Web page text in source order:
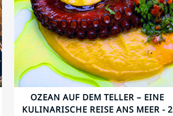
OZEAN AUF DEM TELLER – EINE
KULINARISCHE REISE ANS MEER - 2